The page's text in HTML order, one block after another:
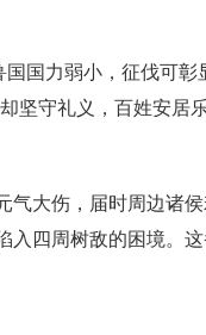
国力弱小，征伐可彰
坚守礼义，百姓安居
气大伤，届时周边诸
入四周树敌的困境。